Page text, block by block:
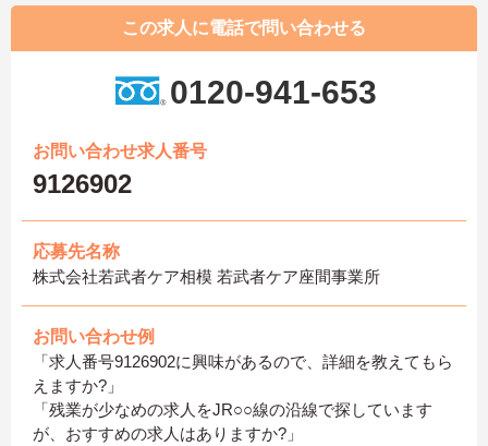
この求人に電話で問い合わせる
0120-941-653
お問い合わせ求人番号
9126902
応募先名称
株式会社若武者ケア相模 若武者ケア座間事業所
お問い合わせ例
「求人番号9126902に興味があるので、詳細を教えてもら
えますか?」
「残業が少なめの求人をJR○○線の沿線で探しています
が、おすすめの求人はありますか?」